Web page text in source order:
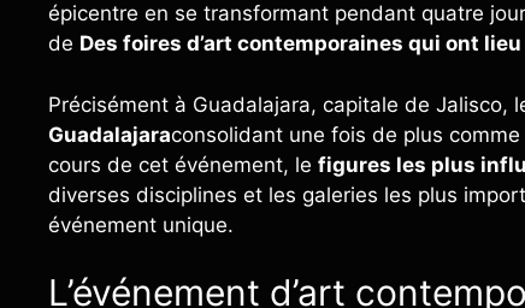
épicentre en se transformant pendant quatre
de Des foires d’art contemporaines qui ont
Précisément à Guadalajara, capitale de Jalisco,
Guadalajaraconsolidant une fois de plus comme
cours de cet événement, le figures les plus
diverses disciplines et les galeries les plus
événement unique.
L’événement d’art